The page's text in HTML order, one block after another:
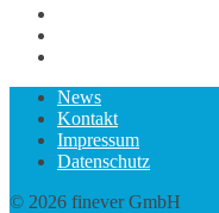
News
Kontakt
Impressum
Datenschutz
© 2026 finever GmbH